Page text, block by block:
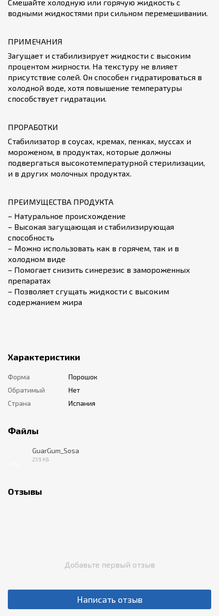
Смешайте холодную или горячую жидкость с
водными жидкостями при сильном перемешивании.
ПРИМЕЧАНИЯ
Загущает и стабилизирует жидкости с высоким
процентом жирности. На текстуру не влияет
присутствие солей. Он способен гидратироваться в
холодной воде, хотя повышение температуры
способствует гидратации.
ПРОРАБОТКИ
Стабилизатор в соусах, кремах, пенках, муссах и
мороженом, в продуктах, которые должны
подвергаться высокотемпературной стерилизации,
и в других молочных продуктах.
ПРЕИМУЩЕСТВА ПРОДУКТА
– Натуральное происхождение
– Высокая загущающая и стабилизирующая
способность
– Можно использовать как в горячем, так и в
холодном виде
– Помогает снизить синерезис в замороженных
препаратах
– Позволяет сгущать жидкости с высоким
содержанием жира
Характеристики
Форма
Порошок
Обратимый
Нет
Страна
Испания
Файлы
GuarGum_Sosa
259 КБ
Отзывы
Добавьте первый отзыв
Написать отзыв